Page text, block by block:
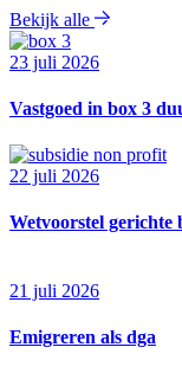
Bekijk alle
23 juli 2026
Vastgoed in box 3
22 juli 2026
Wetvoorstel gerichte
21 juli 2026
Emigreren als dga